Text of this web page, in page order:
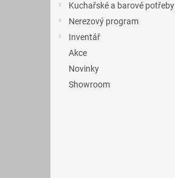
Kuchařské a barové potřeby
Nerezový program
Inventář
Akce
Novinky
Showroom